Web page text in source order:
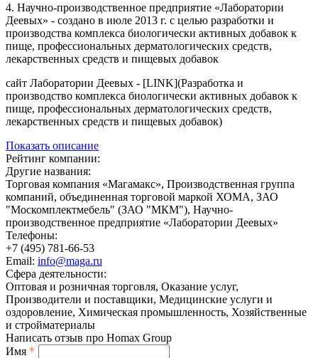
4. Научно-производственное предприятие «Лаборатории
Деевых» - создано в июле 2013 г. с целью разработки и
производства комплекса биологически активных добавок к
пище, профессиональных дерматологических средств,
лекарственных средств и пищевых добавок
сайт Лаборатории Деевых - [LINK](Разработка и
производство комплекса биологически активных добавок к
пище, профессиональных дерматологических средств,
лекарственных средств и пищевых добавок)
Показать описание
Рейтинг компании:
Другие названия:
Торговая компания «Магамакс», Производственная группа
компаний, объединенная торговой маркой ХОМА, ЗАО
"Москомплектмебель" (ЗАО "МКМ"), Научно-
производственное предприятие «Лаборатории Деевых»
Телефоны:
+7 (495) 781-66-53
Email: info@maga.ru
Сфера деятельности:
Оптовая и розничная торговля, Оказание услуг,
Производители и поставщики, Медицинские услуги и
оздоровление, Химическая промышленность, Хозяйственные
и стройматериалы
Написать отзыв про Homax Group
Имя